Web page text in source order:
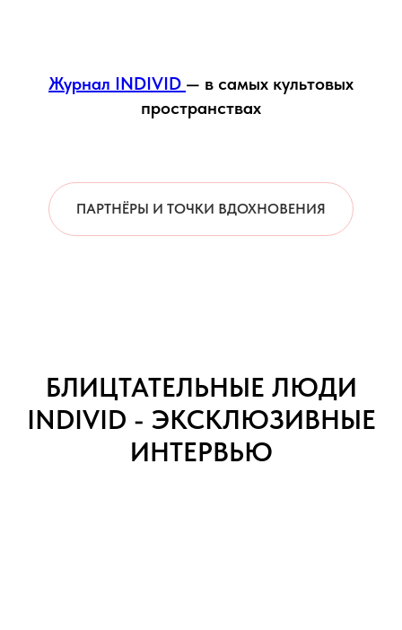
Журнал INDIVID — в самых культовых
пространствах
ПАРТНЁРЫ И ТОЧКИ ВДОХНОВЕНИЯ
БЛИЦТАТЕЛЬНЫЕ ЛЮДИ
INDIVID - ЭКСКЛЮЗИВНЫЕ
ИНТЕРВЬЮ